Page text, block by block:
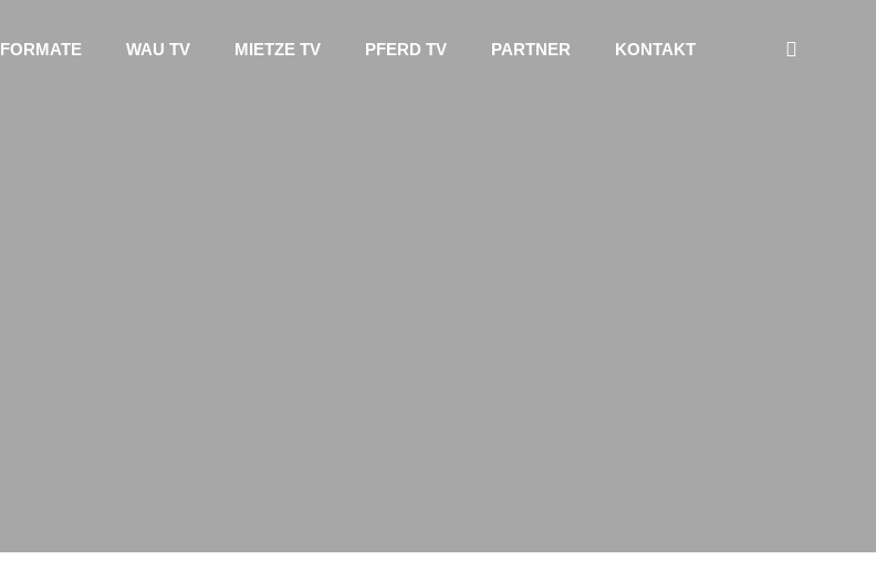
FORMATE WAU TV MIETZE TV PFERD TV PARTNER KONTAKT